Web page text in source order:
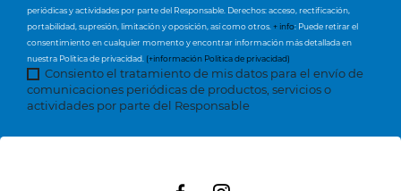
periódicas y actividades por parte del Responsable. Derechos: acceso, rectificación,
portabilidad, supresión, limitación y oposición, así como otros. + info: Puede retirar el
consentimiento en cualquier momento y encontrar información más detallada en
nuestra Política de privacidad. (+información Política de privacidad)
Consiento el tratamiento de mis datos para el envío de
comunicaciones periódicas de productos, servicios o
actividades por parte del Responsable